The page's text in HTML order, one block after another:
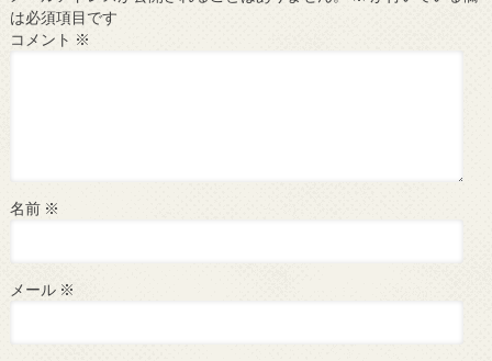
は必須項目です
コメント ※
名前 ※
メール ※